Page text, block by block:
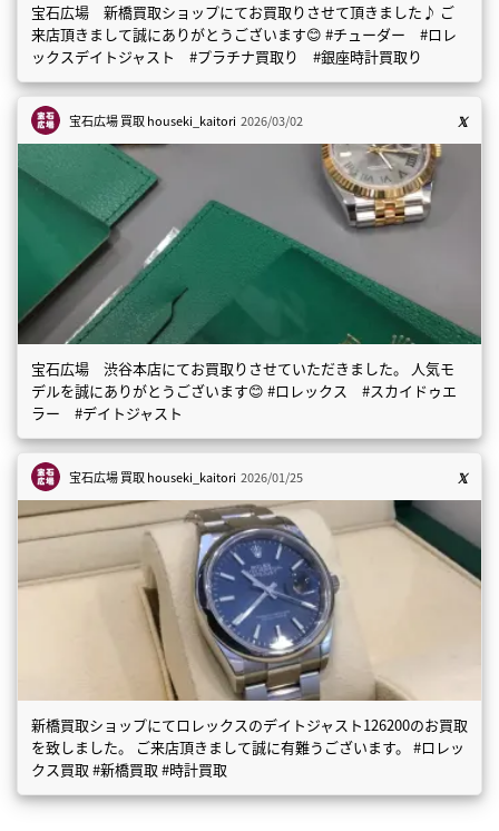
宝石広場 新橋買取ショップにてお買取りさせて頂きました♪ ご
来店頂きまして誠にありがとうございます😊 #チューダー #ロレ
ックスデイトジャスト #プラチナ買取り #銀座時計買取り
宝石広場 買取houseki_kaitori 2026/03/02
宝石広場 渋谷本店にてお買取りさせていただきました。 人気モ
デルを誠にありがとうございます😊 #ロレックス #スカイドゥエ
ラー #デイトジャスト
宝石広場 買取houseki_kaitori 2026/01/25
新橋買取ショップにてロレックスのデイトジャスト126200のお買取
を致しました。 ご来店頂きまして誠に有難うございます。 #ロレッ
クス買取 #新橋買取 #時計買取